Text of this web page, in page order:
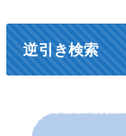
逆引き検索